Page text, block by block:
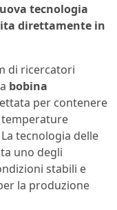
tecnologia
direttamente in
di ricercatori
bobina
per contenere
temperature
tecnologia delle
uno degli
stabili e
la produzione